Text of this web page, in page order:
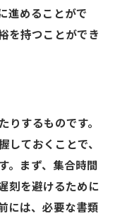
進めることがで
を持つことができ
りするものです。
しておくことで、
。まず、集合時間
刻を避けるために
には、必要な書類